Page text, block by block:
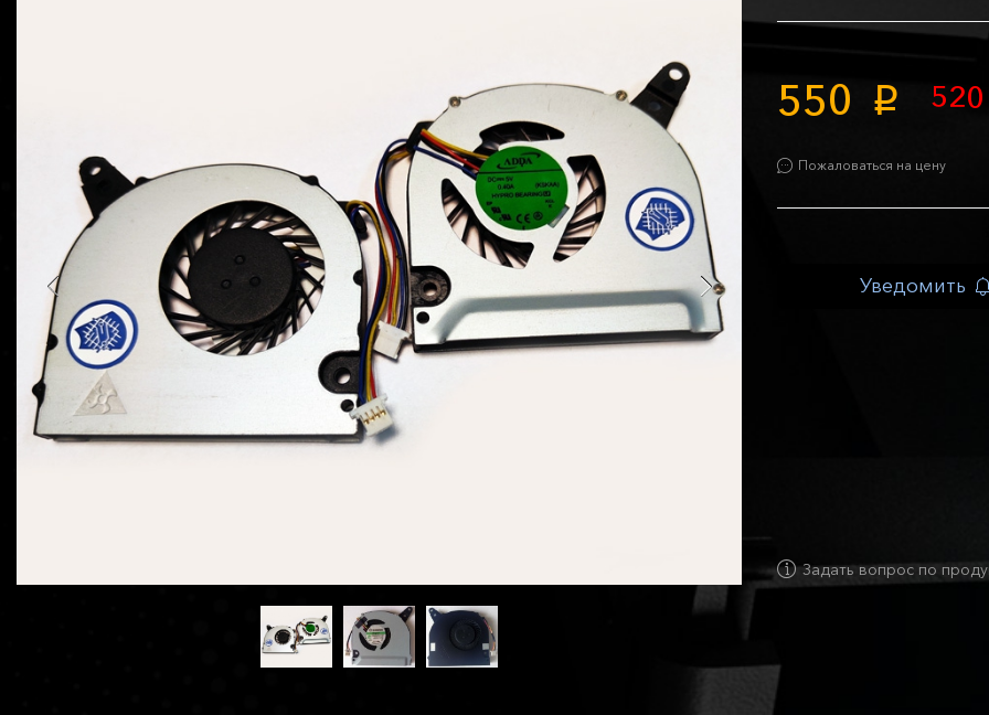
550 p
Пожаловаться на цену
Уведомить
Задать вопрос по